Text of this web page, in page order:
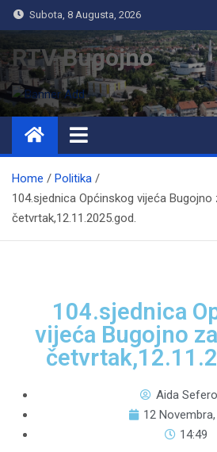
Subota, 8 Augusta, 2026
RTV Bugojno
Home
Politika
104.sjednica Općinskog vijeća Bugojno
četvrtak,12.11.2025.god.
104.sjednica
vijeća Bugojno
Aida
12
14:49